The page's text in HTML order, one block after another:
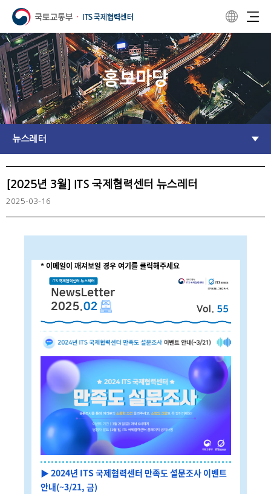
홍보마당
뉴스레터
[2025년 3월] ITS 국제협력센터 뉴스레터
2025-03-16
* 이메일이 깨져보일 경우 여기를 클릭해주세요
▶ 2024년 ITS 국제협력센터 만족도 설문조사 이벤트
안내(~3/21, 금)